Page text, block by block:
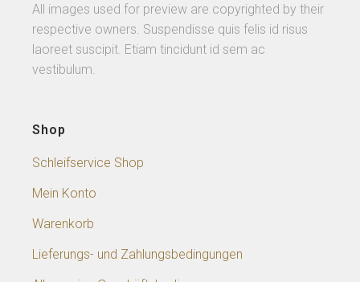
All images used for preview are copyrighted by their
respective owners. Suspendisse quis felis id risus
laoreet suscipit. Etiam tincidunt id sem ac
vestibulum.
Shop
Schleifservice Shop
Mein Konto
Warenkorb
Lieferungs- und Zahlungsbedingungen